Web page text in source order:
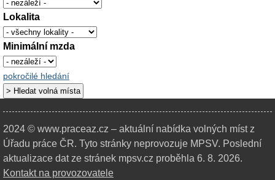
Lokalita
Minimální mzda
pokročilé hledání
2024 © www.praceaz.cz – aktuální nabídka volných míst z
Úřadu práce ČR. Tyto stránky neprovozuje MPSV. Poslední
aktualizace dat ze stránek mpsv.cz proběhla 6. 8. 2026.
Kontakt na provozovatele